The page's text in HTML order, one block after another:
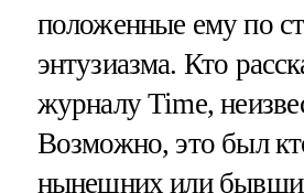
положенные ему по
энтузиазма. Кто
журналу Time,
Возможно, это был
нынешних или